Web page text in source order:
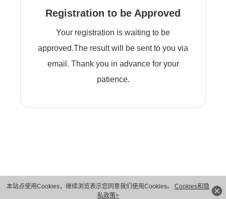
本站点使用Cookies，继续浏览表示您同意我们使用Cookies。 Cookies和隐
私政策>
Registration to be Approved
Your registration is waiting to be
approved.The result will be sent to you via
email. Thank you in advance for your
patience.
版权所有 © 华为技术有限公司 1998-2026。 保留一切权利。粤A2-20044005号
隐私保护
法律声明